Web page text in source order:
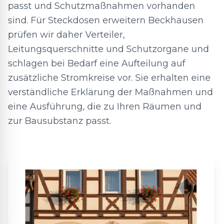
passt und Schutzmaßnahmen vorhanden
sind. Für Steckdosen erweitern Beckhausen
prüfen wir daher Verteiler,
Leitungsquerschnitte und Schutzorgane und
schlagen bei Bedarf eine Aufteilung auf
zusätzliche Stromkreise vor. Sie erhalten eine
verständliche Erklärung der Maßnahmen und
eine Ausführung, die zu Ihren Räumen und
zur Bausubstanz passt.